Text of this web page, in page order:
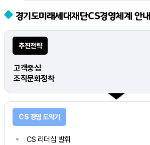
경기도미래세대재단CS경영체계 안내
고객중심
조직문화정착
CS 리더십 발휘